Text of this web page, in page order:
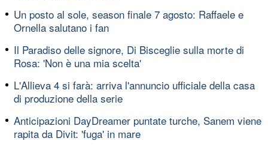
Un posto al sole, season finale 7 agosto: Raffaele e
Ornella salutano i fan
Il Paradiso delle signore, Di Bisceglie sulla morte di
Rosa: 'Non è una mia scelta'
L'Allieva 4 si farà: arriva l'annuncio ufficiale della casa
di produzione della serie
Anticipazioni DayDreamer puntate turche, Sanem viene
rapita da Divit: 'fuga' in mare